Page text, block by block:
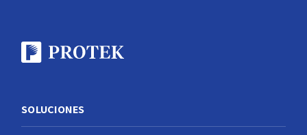
SOLUCIONES